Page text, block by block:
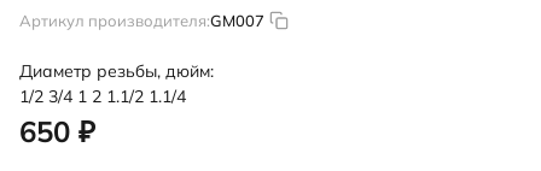
Артикул производителя:GM007
Диаметр резьбы, дюйм:
1/2 3/4 1 2 1.1/2 1.1/4
650 ₽